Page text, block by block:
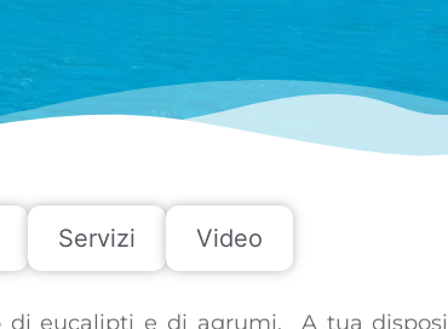
Servizi Video
eucalipti e di agrumi. A tua